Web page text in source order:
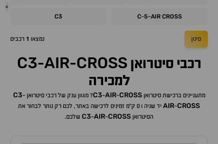
>
C-5-AIR CROSS
C3
סינון נמצאו 1 רכבים
רכבי סיטרואן C3-AIR-CROSS
למכירה
מתעניינים ברכישתסיטרואן C3-AIR-CROSS ? מגוון ענק של רכביסיטרואן C3-
AIR-CROSS
יד שניה ו 0 ק"מ זמינים לרכישה באתר, לכם רק נותר לבחור את
הסיטרואן C3-AIR-CROSS שלכם.